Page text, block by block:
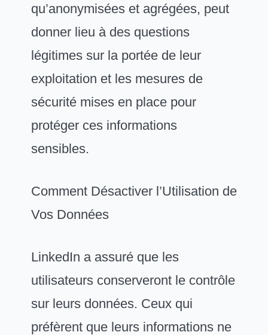
qu’anonymisées et agrégées, peut
donner lieu à des questions
légitimes sur la portée de leur
exploitation et les mesures de
sécurité mises en place pour
protéger ces informations
sensibles.
Comment Désactiver l’Utilisation de
Vos Données
LinkedIn a assuré que les
utilisateurs conserveront le contrôle
sur leurs données. Ceux qui
préfèrent que leurs informations ne